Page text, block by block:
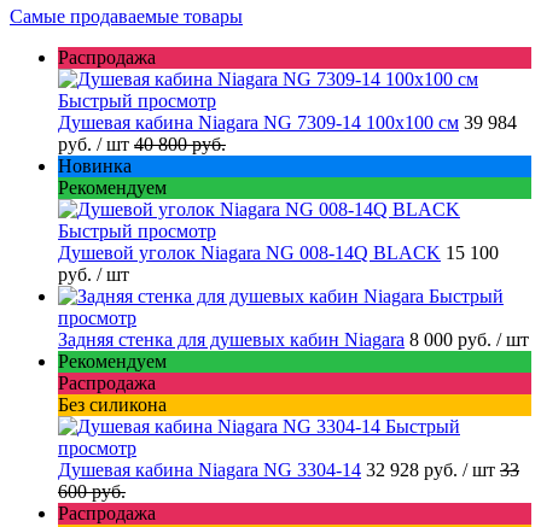
Самые продаваемые товары
Распродажа
Быстрый просмотр
Душевая кабина Niagara NG 7309-14 100x100 см 39 984
руб. / шт 40 800 руб.
Новинка
Рекомендуем
Быстрый просмотр
Душевой уголок Niagara NG 008-14Q BLACK 15 100
руб. / шт
Быстрый
просмотр
Задняя стенка для душевых кабин Niagara 8 000 руб. / шт
Рекомендуем
Распродажа
Без силикона
Быстрый
просмотр
Душевая кабина Niagara NG 3304-14 32 928 руб. / шт 33
600 руб.
Распродажа